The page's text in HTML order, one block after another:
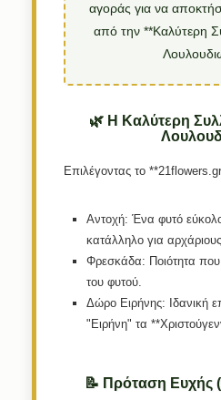
αγοράς για να
από την **Καλύτερη
🌿 Η Καλύτερη
Επιλέγοντας το
Αντοχή: Ένα φυτό
κατάλληλο για
Φρεσκάδα: Ποιότητα
του φυτού.
Δώρο Ειρήνης: Ιδανική
"Ειρήνη" τα
📝 Πρόταση Ευχής